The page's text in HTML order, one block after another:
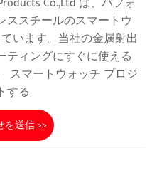
ススチールのスマートウ
います。当社の金属射出
ティングにすぐに使える
スマートウォッチ プロジ
する
送信 >>